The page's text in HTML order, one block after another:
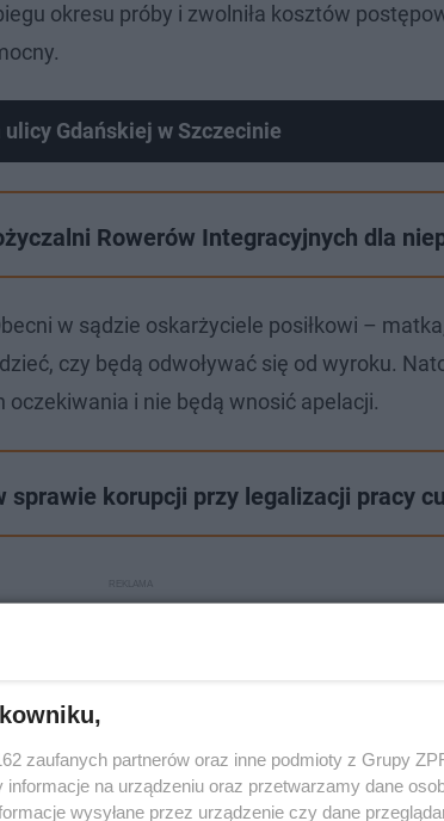
okresu próby i zwolniła kosztów
Gdańskiej w Szczecinie
Rowerów Integracyjnych dla
w sądzie oskarżyciele posiłkowi –
czy będą odwoływać się od wyroku.
oczekiwania i nie będą wnosić apelacji.
sprawie korupcji przy legalizacji pracy
zaufanych partnerów oraz inne podmioty z Grupy
informacje na urządzeniu oraz przetwarzamy dane
wysyłane przez urządzenie czy dane